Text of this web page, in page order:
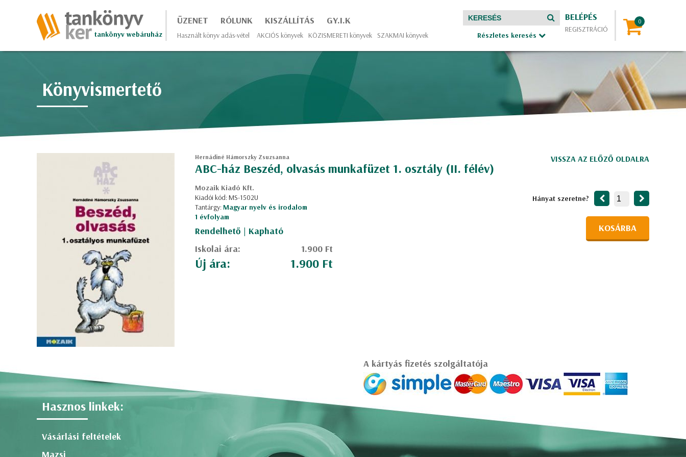
tankönyv webáruház
ÜZENET RÓLUNK KISZÁLLÍTÁS GY.I.K
Használt könyv adás-vétel AKCIÓS könyvek KÖZISMERETI könyvek SZAKMAI könyvek Részletes keresés
BELÉPÉS
REGISZTRÁCIÓ
Könyvismertető
Hernádiné Hámorszky Zsuzsanna
ABC-ház Beszéd, olvasás munkafüzet 1. osztály (II. félév)
Mozaik Kiadó Kft.
Kiadói kód: MS-1502U
Tantárgy:Magyar nyelv és irodalom
1 évfolyam
Rendelhető | Kapható
Iskolai ára:
1.900 Ft
Új ára: 1.900 Ft
VISSZA AZ ELŐZŐ OLDALRA
Hányat szeretne?
KOSÁRBA
A kártyás fizetés szolgáltatója
Hasznos linkek:
Vásárlási feltételek
Mazsi